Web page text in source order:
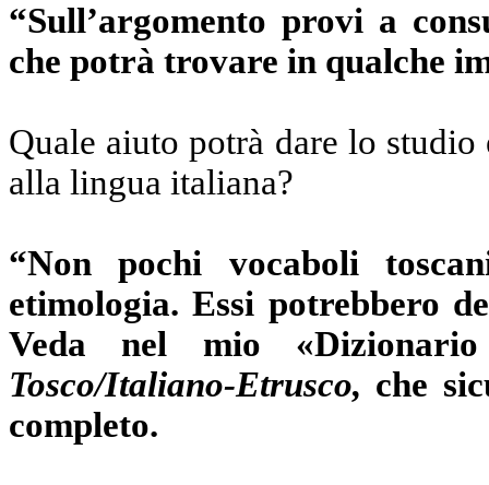
“Sull’argomento provi a
che potrà trovare in qualche
Quale aiuto potrà dare lo studio
alla lingua italiana?
“Non pochi vocaboli
etimologia. Essi potrebbero
Veda nel mio
Tosco/Italiano-Etrusco, che
completo.